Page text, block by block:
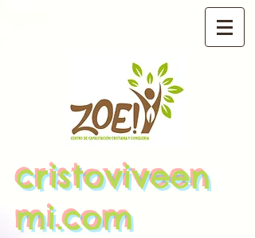
cristoviveen
mi.com